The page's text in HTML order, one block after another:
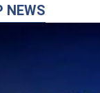
NEWS